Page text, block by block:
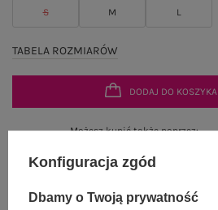
S M L
TABELA ROZMIARÓW
DODAJ DO KOSZYKA
Możesz kupić także poprzez:
Konfiguracja zgód
Dbamy o Twoją prywatność